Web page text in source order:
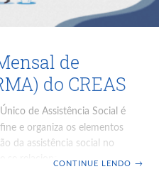
de
do CREAS
de Assistência Social é
e organiza os elementos
da assistência social no
se relacionam e seCONTINUE LENDO →